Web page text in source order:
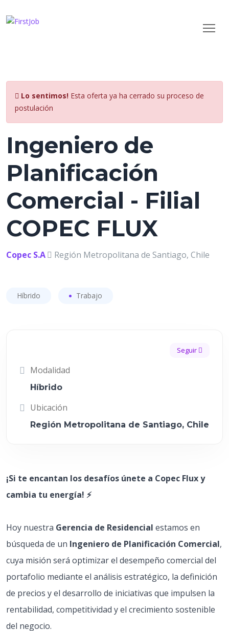
Lo sentimos! Esta oferta ya ha cerrado su proceso de
postulación
Ingeniero de
Planificación
Comercial - Filial
COPEC FLUX
Copec S.A Región Metropolitana de Santiago, Chile
Híbrido Trabajo
Seguir
Modalidad
Híbrido
Ubicación
Región Metropolitana de Santiago, Chile
¡Si te encantan los desafíos únete a Copec Flux y
cambia tu energía! ⚡
Hoy nuestra Gerencia de Residencial estamos en
búsqueda de un Ingeniero de Planificación Comercial,
cuya misión será optimizar el desempeño comercial del
portafolio mediante el análisis estratégico, la definición
de precios y el desarrollo de iniciativas que impulsen la
rentabilidad, competitividad y el crecimiento sostenible
del negocio.